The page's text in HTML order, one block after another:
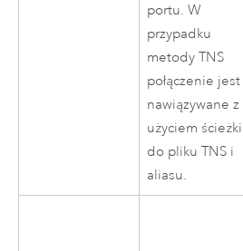
portu. W
przypadku
metody TNS
połączenie jest
nawiązywane z
użyciem ścieżki
do pliku TNS i
aliasu.